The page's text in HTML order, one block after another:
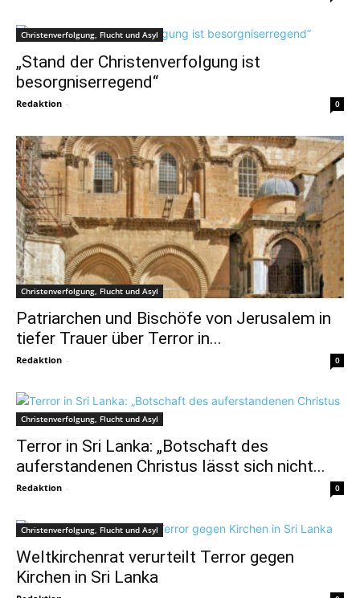
Christenverfolgung, Flucht und Asyl
„Stand der Christenverfolgung ist
besorgniserregend“
Redaktion - 0
Christenverfolgung, Flucht und Asyl
Patriarchen und Bischöfe von Jerusalem in
tiefer Trauer über Terror in...
Redaktion - 0
Christenverfolgung, Flucht und Asyl
Terror in Sri Lanka: „Botschaft des
auferstandenen Christus lässt sich nicht...
Redaktion - 0
Christenverfolgung, Flucht und Asyl
Weltkirchenrat verurteilt Terror gegen
Kirchen in Sri Lanka